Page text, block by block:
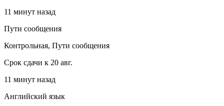
11 минут назад
Пути сообщения
Контрольная, Пути сообщения
Срок сдачи к 20 авг.
11 минут назад
Английский язык